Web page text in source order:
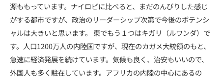
源ももっています。ナイロビに比べると、まだのんびりした感じ
がする都市ですが、政治のリーダーシップ次第で今後のポテンシ
ャルは大きいと思います。 東でもう１つはキガリ（ルワンダ）で
す。人口1200万人の内陸国ですが、現在のカガメ大統領のもと、
急速に経済発展を続けています。気候も良く、治安もいいので、
外国人も多く駐在しています。アフリカの内陸の中心にあるの